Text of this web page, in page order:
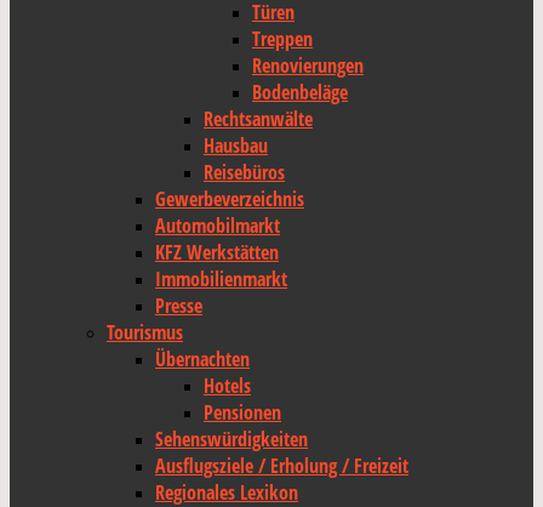
Türen
Treppen
Renovierungen
Bodenbeläge
Rechtsanwälte
Hausbau
Reisebüros
Gewerbeverzeichnis
Automobilmarkt
KFZ Werkstätten
Immobilienmarkt
Presse
Tourismus
Übernachten
Hotels
Pensionen
Sehenswürdigkeiten
Ausflugsziele / Erholung / Freizeit
Regionales Lexikon